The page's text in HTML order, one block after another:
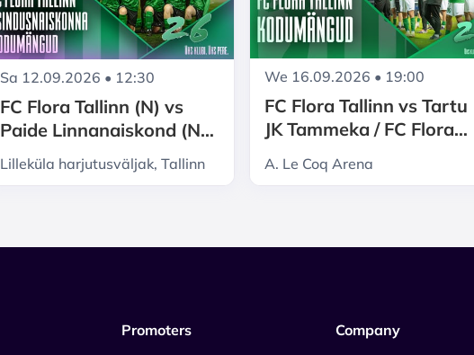
Sa 12.09.2026 • 12:30
FC Flora Tallinn (N) vs
Paide Linnanaiskond (N) /
FC Flora Tallinn
naiskonna kodumängud
Lilleküla harjutusväljak, Tallinn
We 16.09.2026 • 19:00
FC Flora Tallinn vs Tartu
JK Tammeka / FC Flora
Tallinn kodumängud 2026
(07.08 asendus)
A. Le Coq Arena
Promoters Company